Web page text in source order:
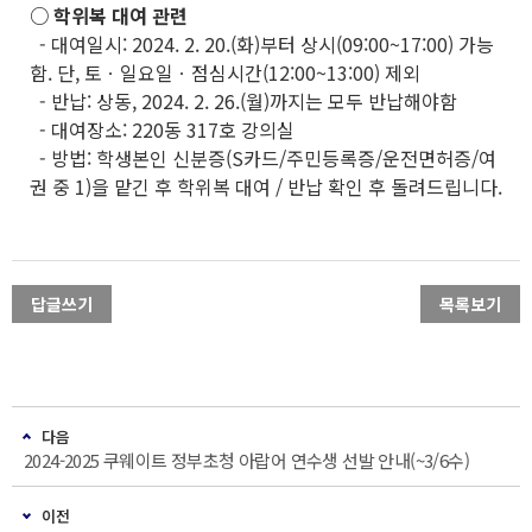
○ 학위복 대여 관련
- 대여일시: 2024. 2. 20.(화)부터 상시(09:00~17:00) 가능
함. 단, 토ㆍ일요일ㆍ점심시간(12:00~13:00) 제외
- 반납: 상동, 2024. 2. 26.(월)까지는 모두 반납해야함
- 대여장소: 220동 317호 강의실
- 방법: 학생본인 신분증(S카드/주민등록증/운전면허증/여
권 중 1)을 맡긴 후 학위복 대여 / 반납 확인 후 돌려드립니다.
답글쓰기 목록보기
다음
2024-2025 쿠웨이트 정부초청 아랍어 연수생 선발 안내(~3/6수)
이전